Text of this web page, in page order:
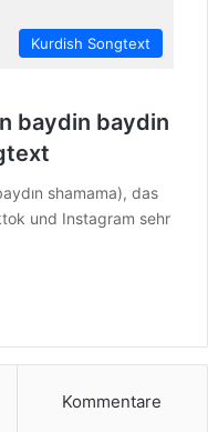
Kurdish Songtext
baydin baydin
shamama), das
und Instagram sehr
Kommentare